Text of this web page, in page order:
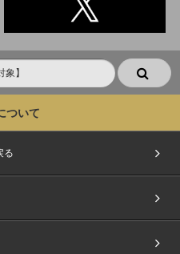
ついて
る